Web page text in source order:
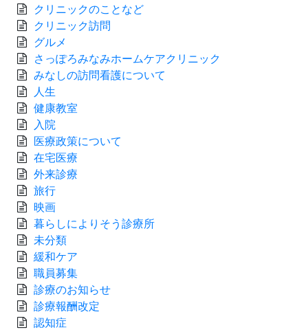
クリニックのことなど
クリニック訪問
グルメ
さっぽろみなみホームケアクリニック
みなしの訪問看護について
人生
健康教室
入院
医療政策について
在宅医療
外来診療
旅行
映画
暮らしによりそう診療所
未分類
緩和ケア
職員募集
診療のお知らせ
診療報酬改定
認知症